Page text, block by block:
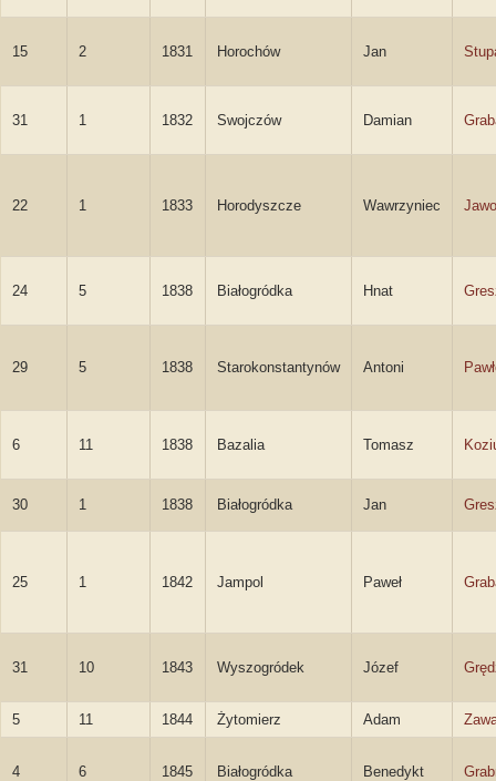
15 2 1831 Horochów Jan
31 1 1832 Swojczów Damian
22 1 1833 Horodyszcze Wawrzyniec
24 5 1838 Białogródka Hnat
29 5 1838 Starokonstantynów Antoni
6 11 1838 Bazalia Tomasz
30 1 1838 Białogródka Jan
25 1 1842 Jampol Paweł
31 10 1843 Wyszogródek Józef
5 11 1844 Żytomierz Adam
4 6 1845 Białogródka Benedykt